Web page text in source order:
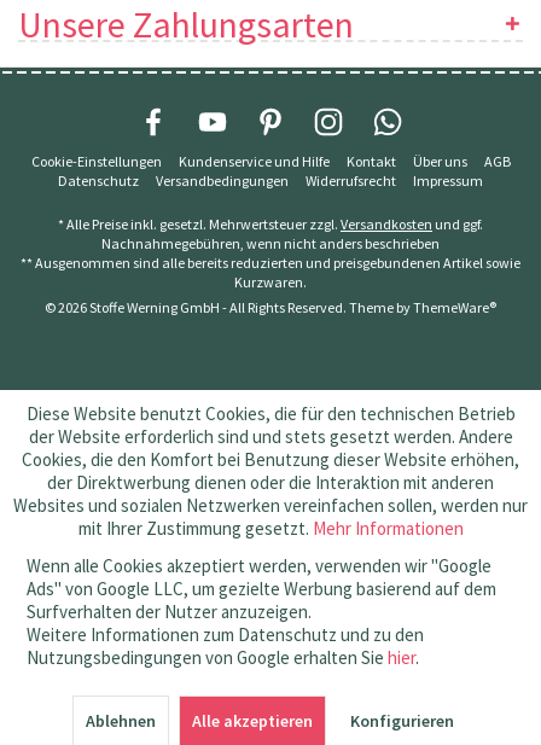
Unsere Zahlungsarten
Cookie-Einstellungen Kundenservice und Hilfe Kontakt Über uns
AGB
Datenschutz
Versandbedingungen Widerrufsrecht Impressum
* Alle Preise inkl. gesetzl. Mehrwertsteuer zzgl. Versandkosten und ggf.
Nachnahmegebühren, wenn nicht anders beschrieben
** Ausgenommen sind alle bereits reduzierten und preisgebundenen Artikel sowie
Kurzwaren.
© 2026 Stoffe Werning GmbH - All Rights Reserved. Theme byThemeWare®
Diese Website benutzt Cookies, die für den technischen Betrieb
der Website erforderlich sind und stets gesetzt werden. Andere
Cookies, die den Komfort bei Benutzung dieser Website erhöhen,
der Direktwerbung dienen oder die Interaktion mit anderen
Websites und sozialen Netzwerken vereinfachen sollen, werden nur
mit Ihrer Zustimmung gesetzt. Mehr Informationen
Wenn alle Cookies akzeptiert werden, verwenden wir "Google
Ads" von Google LLC, um gezielte Werbung basierend auf dem
Surfverhalten der Nutzer anzuzeigen.
Weitere Informationen zum Datenschutz und zu den
Nutzungsbedingungen von Google erhalten Sie hier.
Ablehnen Alle akzeptieren Konfigurieren
SEHR GUT (4.83 / 5)
aus145Bewertungen bei: amazon.de, shopvote.de ⓘ
Informationen zur Echtheit der Bewertungen